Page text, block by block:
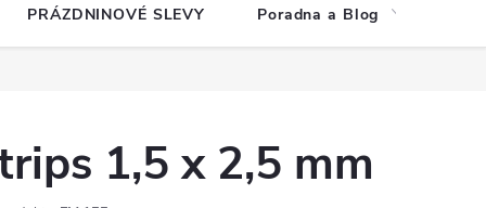
PRÁZDNINOVÉ SLEVY Poradna a Blog
1,5 x 2,5 mm